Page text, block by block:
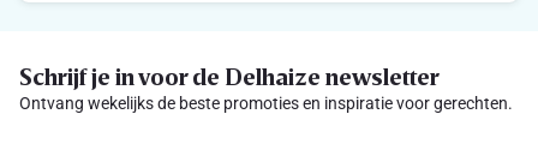
Schrijf je in voor de Delhaize newsletter
Ontvang wekelijks de beste promoties en inspiratie voor gerechten.